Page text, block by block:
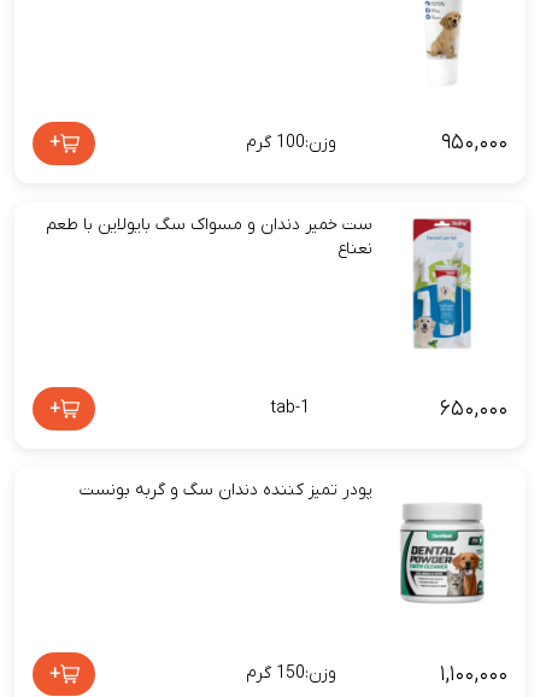
۹۵۰,۰۰۰ وزن:100 گرم +
ست خمیر دندان و مسواک سگ بایولاین با طعم
نعناع
۶۵۰,۰۰۰ tab-1
+
پودر تمیز کننده دندان سگ و گربه بونست
۱,۱۰۰,۰۰۰ وزن:150 گرم +